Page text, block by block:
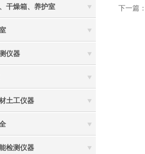
干燥箱、养护室
仪器
土工仪器
检测仪器
下一篇